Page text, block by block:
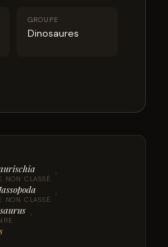
GROUPE
Dinosaures
NON CLASSÉ ›
NON CLASSÉ ›
›